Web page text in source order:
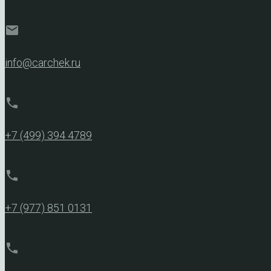
mail
info@carchek.ru
phone
+7 (499) 394 4789
phone
+7 (977) 851 0131
phone